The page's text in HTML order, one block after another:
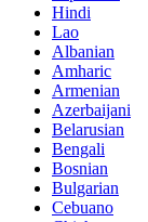
Hindi
Lao
Albanian
Amharic
Armenian
Azerbaijani
Belarusian
Bengali
Bosnian
Bulgarian
Cebuano